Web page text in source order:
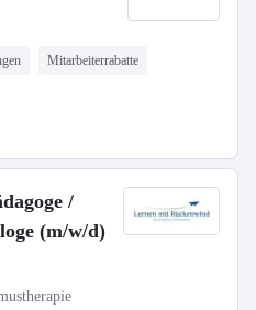
Mitarbeiterrabatte
/
(m/w/d)